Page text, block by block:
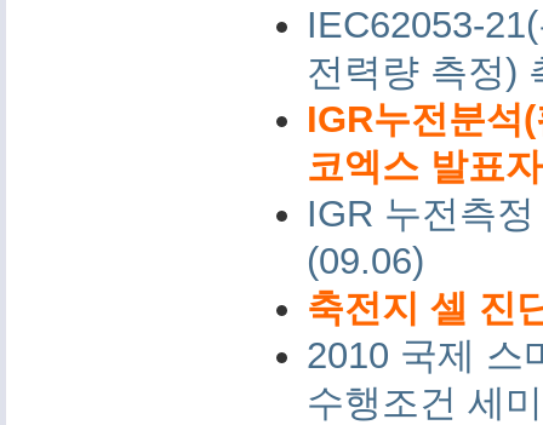
IEC62053-
전력량 측정)
IGR누전분석
코엑스 발표
IGR 누전측
(09.06)
축전지 셀 진
2010 국제 스
수행조건 세